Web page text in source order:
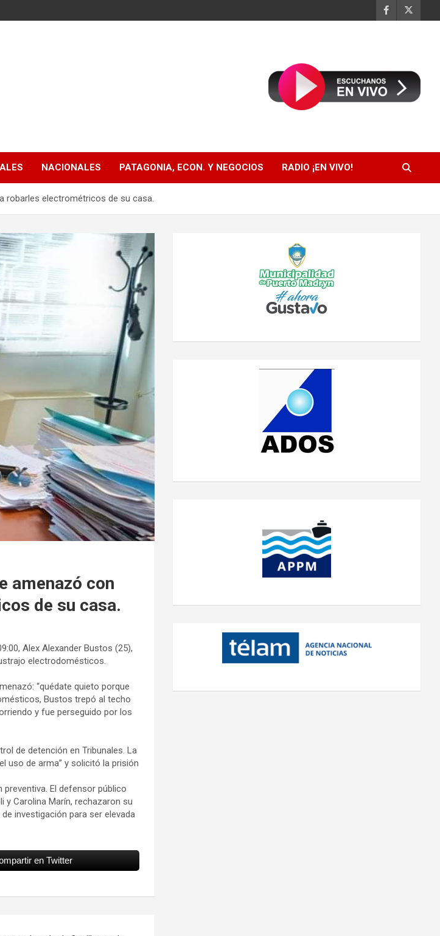
NACIONALES PATAGONIA, ECON. Y NEGOCIOS RADIO ¡EN VIVO!
robarles electrométricos de su casa.
amenazó con
de su casa.
Alex Alexander Bustos (25),
electrodomésticos.
“quédate quieto porque
Bustos trepó al techo
y fue perseguido por los
de detención en Tribunales. La
uso de arma” y solicitó la prisión
El defensor público
y Carolina Marín, rechazaron su
investigación para ser elevada
en Twitter